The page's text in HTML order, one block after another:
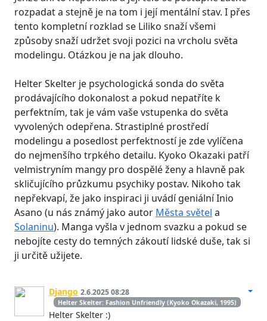
rozpadat a stejně je na tom i její mentální stav. I přes
tento kompletní rozklad se Liliko snaží všemi
způsoby snaží udržet svoji pozici na vrcholu světa
modelingu. Otázkou je na jak dlouho.
Helter Skelter je psychologická sonda do světa
prodávajícího dokonalost a pokud nepatříte k
perfektním, tak je vám vaše vstupenka do světa
vyvolených odepřena. Strastiplné prostředí
modelingu a posedlost perfektností je zde vylíčena
do nejmenšího trpkého detailu. Kyoko Okazaki patří
velmistryním mangy pro dospělé ženy a hlavně pak
skličujícího průzkumu psychiky postav. Nikoho tak
nepřekvapí, že jako inspiraci ji uvádí geniální Inio
Asano (u nás známý jako autor Města světel a
Solaninu). Manga vyšla v jednom svazku a pokud se
nebojíte cesty do temných zákoutí lidské duše, tak si
ji určitě užijete.
Django 2.6.2025 08:28
Helter Skelter: Fashion Unfriendly (Kyoko Okazaki, 1995)
Helter Skelter :)